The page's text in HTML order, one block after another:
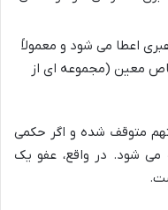
اعطا می شود و معمولاً
معین (مجموعه ای از
متوقف شده و اگر حکمی
می شود. در واقع، عفو یک